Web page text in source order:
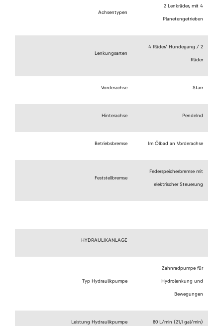
Achsentypen
2 Lenkräder, mit 4
Planetengetrieben
Lenkungsarten
4 Räder/ Hundegang / 2
Räder
Vorderachse Starr
Hinterachse Pendelnd
Betriebsbremse Im Ölbad an Vorderachse
Feststellbremse
Federspeicherbremse mit
elektrischer Steuerung
HYDRAULIKANLAGE
Typ Hydraulikpumpe
Zahnradpumpe für
Hydrolenkung und
Bewegungen
Leistung Hydraulikpumpe 80 L/min (21,1 gal/min)